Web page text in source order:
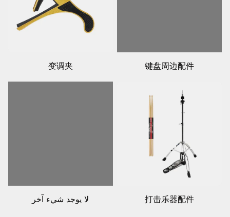
变调夹 键盘周边配件
لا يوجد شيء آخر 打击乐器配件